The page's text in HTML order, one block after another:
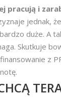
pracują i
jednak,
duże. A
Skutkuje
z